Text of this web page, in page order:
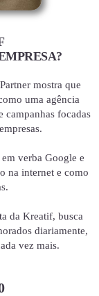
mostra que
uma agência
campanhas focadas
em verba Google e
na internet e como
da Kreatif, busca
diariamente,
vez mais.